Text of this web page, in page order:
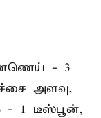
- 3
அளவு,
- 1 டீஸ்பூன்,